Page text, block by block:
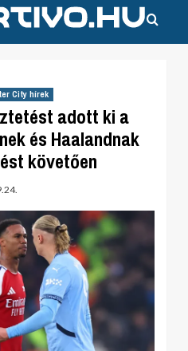
City hírek
adott ki a
és Haalandnak
követően